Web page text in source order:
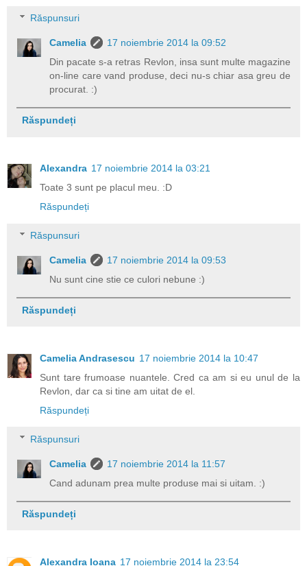
Răspunsuri
Camelia
17 noiembrie 2014 la 09:52
Din pacate s-a retras Revlon, insa sunt multe magazine
on-line care vand produse, deci nu-s chiar asa greu de
procurat. :)
Răspundeți
Alexandra 17 noiembrie 2014 la 03:21
Toate 3 sunt pe placul meu. :D
Răspundeți
Răspunsuri
Camelia
17 noiembrie 2014 la 09:53
Nu sunt cine stie ce culori nebune :)
Răspundeți
Camelia Andrasescu 17 noiembrie 2014 la 10:47
Sunt tare frumoase nuantele. Cred ca am si eu unul de la
Revlon, dar ca si tine am uitat de el.
Răspundeți
Răspunsuri
Camelia
17 noiembrie 2014 la 11:57
Cand adunam prea multe produse mai si uitam. :)
Răspundeți
Alexandra Ioana 17 noiembrie 2014 la 23:54